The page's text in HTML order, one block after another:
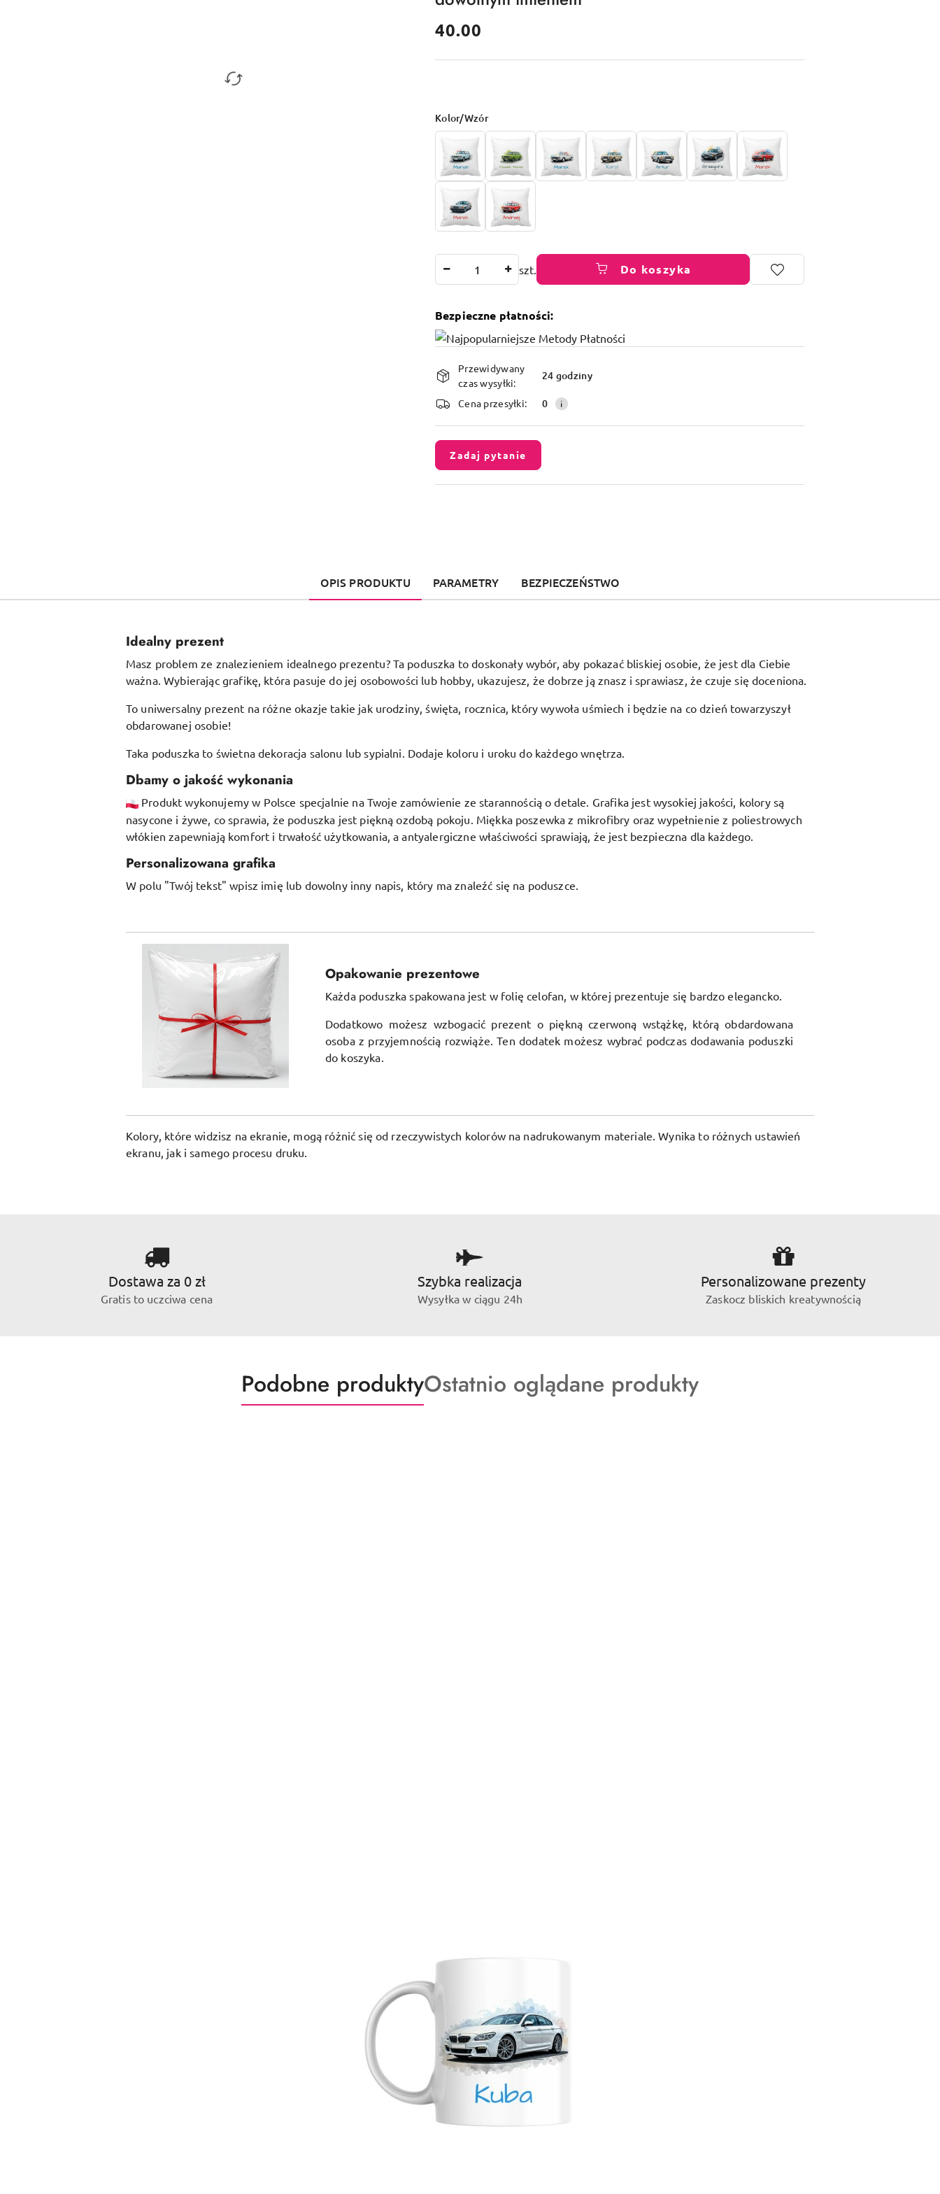
cena:
40.00
Wariant
Kolor/Wzór
szt. Do koszyka
Bezpieczne płatności:
Dostępność
i
dostawa
Przewidywany
czas wysyłki:
24 godziny
Cena przesyłki: 0
Zadaj pytanie
OPIS PRODUKTU PARAMETRY BEZPIECZEŃSTWO
Idealny prezent
Masz problem ze znalezieniem idealnego prezentu? Ta poduszka to doskonały wybór, aby pokazać bliskiej osobie, że jest dla Ciebie
ważna. Wybierając grafikę, która pasuje do jej osobowości lub hobby, ukazujesz, że dobrze ją znasz i sprawiasz, że czuje się doceniona.
To uniwersalny prezent na różne okazje takie jak urodziny, święta, rocznica, który wywoła uśmiech i będzie na co dzień towarzyszył
obdarowanej osobie!
Taka poduszka to świetna dekoracja salonu lub sypialni. Dodaje koloru i uroku do każdego wnętrza.
Dbamy o jakość wykonania
Produkt wykonujemy w Polsce specjalnie na Twoje zamówienie ze starannością o detale. Grafika jest wysokiej jakości, kolory są
nasycone i żywe, co sprawia, że poduszka jest piękną ozdobą pokoju. Miękka poszewka z mikrofibry orazwypełnienie z poliestrowych
włókien zapewniają komfort i trwałość użytkowania, a antyalergiczne właściwości sprawiają, że jest bezpieczna dla każdego.
Personalizowana grafika
W polu "Twój tekst" wpisz imię lub dowolny inny napis, który ma znaleźć się na poduszce.
Opakowanie prezentowe
Każda poduszka spakowana jest w folię celofan, w której prezentuje się bardzo elegancko.
Dodatkowo możesz wzbogacić prezent o piękną czerwoną wstążkę, którą obdardowana
osoba z przyjemnością rozwiąże. Ten dodatek możesz wybrać podczas dodawania poduszki
do koszyka.
Kolory, które widzisz na ekranie, mogą różnić się od rzeczywistych kolorów na nadrukowanym materiale. Wynika to różnych ustawień
ekranu, jak i samego procesu druku.
Dostawa za 0 zł
Gratis to uczciwa cena
Szybka realizacja
Wysyłka w ciągu 24h
Personalizowane prezenty
Zaskocz bliskich kreatywnością
Produkty
o
Podobne produktyProdukty
o
Ostatnio oglądane produkty